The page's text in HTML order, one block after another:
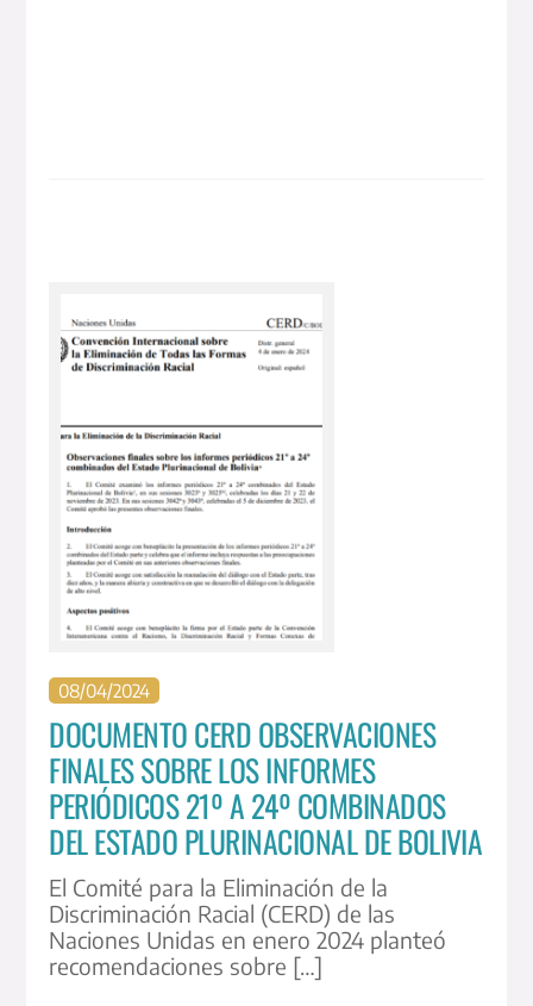
08/04/2024
DOCUMENTO CERD OBSERVACIONES
FINALES SOBRE LOS INFORMES
PERIÓDICOS 21º A 24º COMBINADOS
DEL ESTADO PLURINACIONAL DE BOLIVIA
El Comité para la Eliminación de la
Discriminación Racial (CERD) de las
Naciones Unidas en enero 2024 planteó
recomendaciones sobre […]